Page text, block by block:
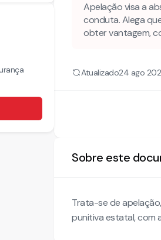
Apelação visa a
conduta. Alega
obter vantagem,
Atualizado24 ago
Sobre este
Trata-se de
punitiva estatal, com